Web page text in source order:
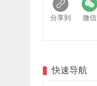
分享到 微信
快速导航